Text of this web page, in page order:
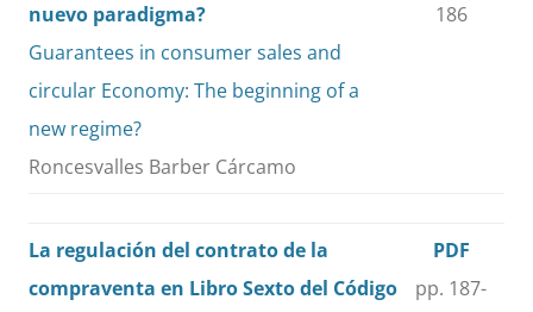
nuevo paradigma?
Guarantees in consumer sales and
circular Economy: The beginning of a
new regime?
Roncesvalles Barber Cárcamo
186
La regulación del contrato de la
compraventa en Libro Sexto del Código
PDF
pp. 187-